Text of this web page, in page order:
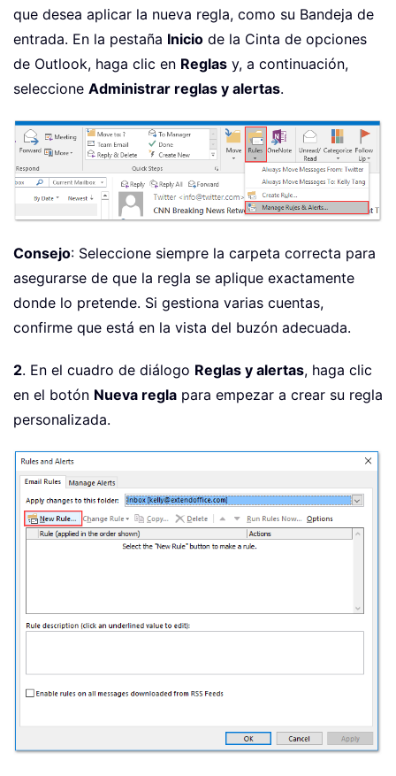
que desea aplicar la nueva regla, como su Bandeja de
entrada. En la pestaña Inicio de la Cinta de opciones
de Outlook, haga clic en Reglas y, a continuación,
seleccione Administrar reglas y alertas.
Consejo: Seleccione siempre la carpeta correcta para
asegurarse de que la regla se aplique exactamente
donde lo pretende. Si gestiona varias cuentas,
confirme que está en la vista del buzón adecuada.
2. En el cuadro de diálogo Reglas y alertas, haga clic
en el botón Nueva regla para empezar a crear su regla
personalizada.